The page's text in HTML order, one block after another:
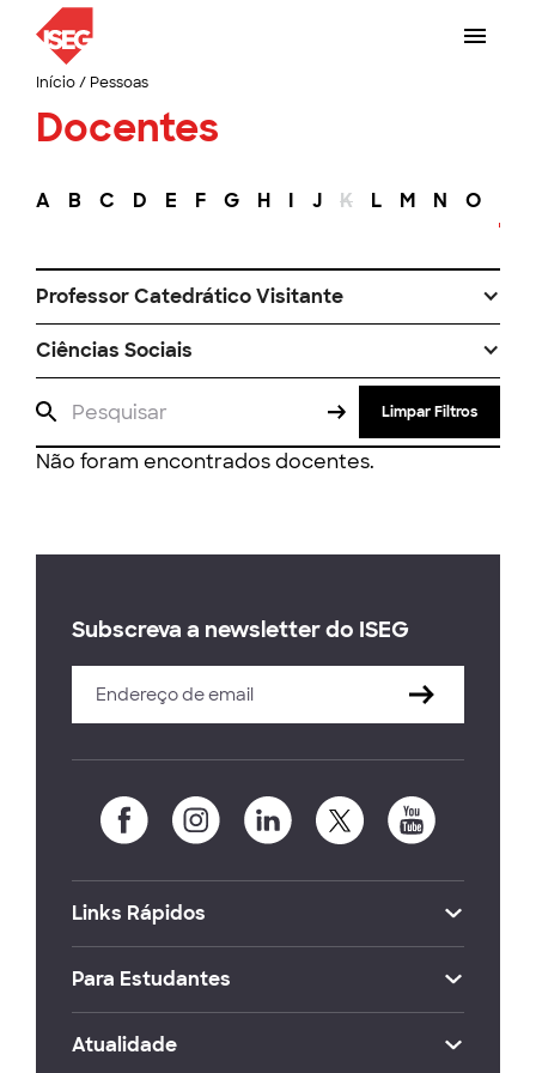
Início/ Pessoas
Docentes
A B C D E F G H I J K L M N O
Professor Catedrático Visitante
Ciências Sociais
Limpar Filtros
Não foram encontrados docentes.
Subscreva a newsletter do ISEG
Links Rápidos
Para Estudantes
Atualidade